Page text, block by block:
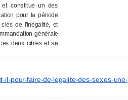
constitue un des
pour la période
de l’inégalité, et
générale
deux cibles et se
il-pour-faire-de-legalite-des-sexes-une-